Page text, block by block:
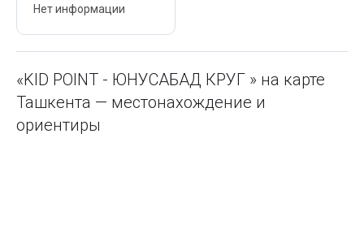
Нет информации
«KID POINT - ЮНУСАБАД КРУГ » на карте
Ташкента — местонахождение и
ориентиры